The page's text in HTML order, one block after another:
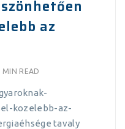
az
MIN READ
kozelebb-az-
tavaly